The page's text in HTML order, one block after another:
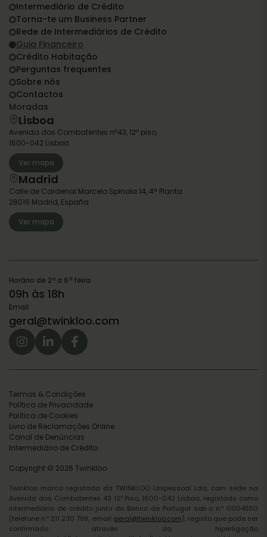
Intermediário de Crédito
Torna-te um Business Partner
Rede de Intermediários de Crédito
Guia Financeiro
Crédito Habitação
Perguntas frequentes
Sobre nós
Contactos
Moradas
Lisboa
Avenida dos Combatentes nº43, 12º piso,
1600-042 Lisboa
Ver mapa
Madrid
Calle de Cardenal Marcelo Spinola 14, 4ª Planta
28016 Madrid, España
Ver mapa
Horário de 2ª a 6ª feira
09h às 18h
Email
geral@twinkloo.com
Termos & Condições
Política de Privacidade
Política de Cookies
Livro de Reclamações Online
Canal de Denúncias
Intermediário de Crédito
Copyright © 2026 Twinkloo
Twinkloo marca registada da TWINKLOO Unipessoal Lda, com sede na
Avenida dos Combatentes 43 12º Piso, 1600-042 Lisboa, registado como
intermediário de crédito junto do Banco de Portugal sob o n.º 0004550
(telefone n.º 211 230 799; email geral@twinkloo.com), registo que pode ser
confirmado através da hiperligação